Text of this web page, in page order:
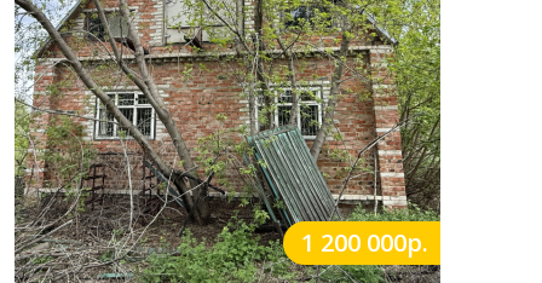
1 200 000р.